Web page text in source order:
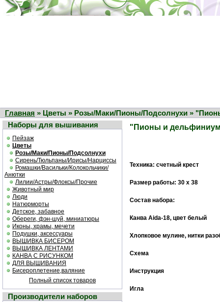
Главная » Цветы » Розы/Маки/Пионы/Подсолнухи »
Наборы для вышивания
Пейзаж
Цветы
Розы/Маки/Пионы/Подсолнухи
Сирень/Тюльпаны/Ирисы/Нарциссы
Ромашки/Васильки/Колокольчики/
Анютки
Лилии/Астры/Флоксы/Прочие
Животный мир
Люди
Натюрморты
Детское, забавное
Обереги, фэн-шуй, миниатюры
Иконы, храмы, мечети
Подушки, аксессуары
ВЫШИВКА БИСЕРОМ
ВЫШИВКА ЛЕНТАМИ
КАНВА С РИСУНКОМ
ДЛЯ ВЫШИВАНИЯ
Бисероплетение,валяние
Полный список товаров
Производители наборов
"Пионы и
Техника: счетный крест
Размер работы: 30 х 38
Состав набора:
Канва Aida-18, цвет белый
Хлопковое мулине, нитки
Схема
Инструкция
Игла